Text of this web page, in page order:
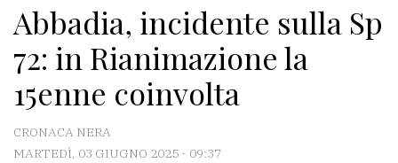
Meteo
CONTATTI
La
redazione
Abbadia, incidente sulla Sp
72: in Rianimazione la
15enne coinvolta
CRONACA NERA
MARTEDÌ, 03 GIUGNO 2025 - 09:37